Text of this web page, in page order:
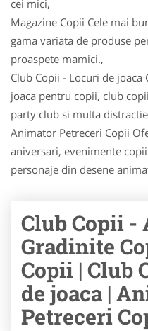
cei mici,
Magazine Copii Cele mai
gama variata de produse
proaspete mamici.,
Club Copii - Locuri de
joaca pentru copii, club
party club si multa
Animator Petreceri Copii
aniversari, evenimente
personaje din desene
Club Copii -
Gradinite
Copii | Club
de joaca |
Petreceri